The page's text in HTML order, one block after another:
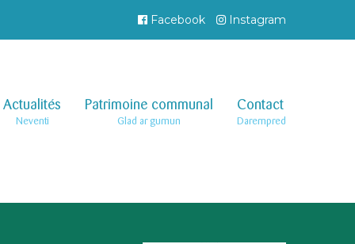
Facebook Instagram
Actualités
Neventi
Patrimoine communal
Glad ar gumun
Contact
Darempred